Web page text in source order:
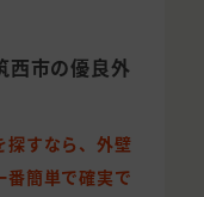
西市の優良外
探すなら、外壁
番簡単で確実で